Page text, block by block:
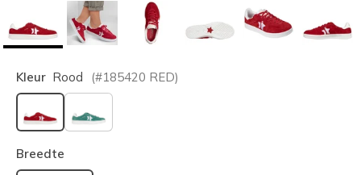
Kleur Rood (#185420 RED)
geselecteerd
Breedte